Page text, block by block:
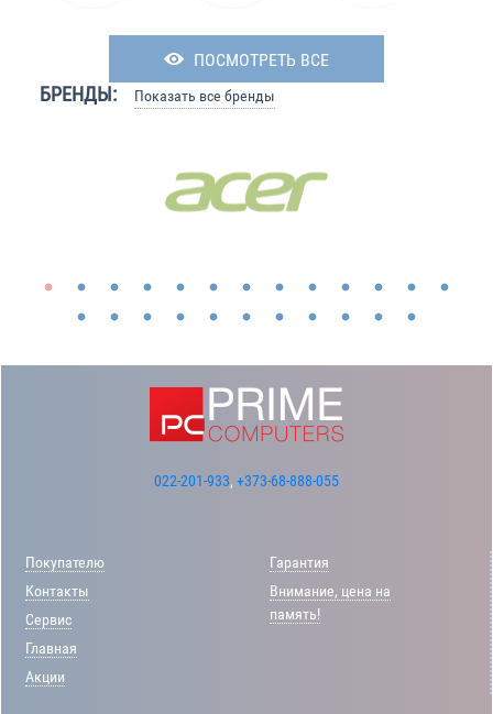
ПОСМОТРЕТЬ ВСЕ
БРЕНДЫ: Показать все бренды
022-201-933, +373-68-888-055
Покупателю
Контакты
Сервис
Главная
Акции
Гарантия
Внимание, цена на
память!